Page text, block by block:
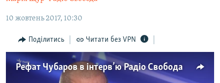
до
ПОГЛЯД
ІНТЕРВ'Ю
ВСЕ ЗА ДЕНЬ
СПЕЦПРОЕКТИ
ДЕПОРТАЦІЯ
ЯК ОБІЙТИ БЛОКУВАННЯ
10 жовтень 2017, 10:30
Поділитись Читати без VPN
Рефат Чубаров в інтерв’ю Радіо Свобода